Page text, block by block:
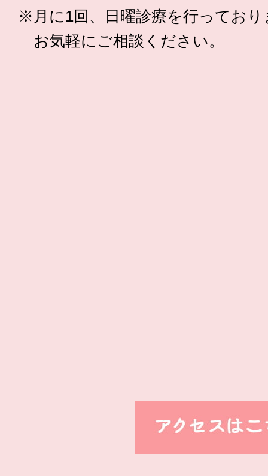
※月に1回、日曜診療を行っており
お気軽にご相談ください。